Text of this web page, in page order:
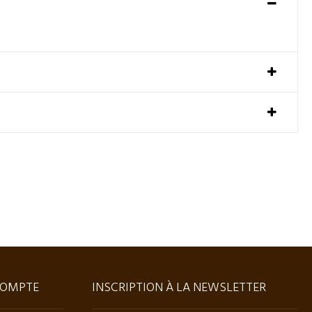
INSCRIPTION À LA NEWSLETTER